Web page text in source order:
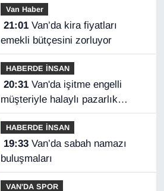
Van Haber
21:01Van’da kira fiyatları
emekli bütçesini zorluyor
HABERDE İNSAN
20:31Van'da işitme engelli
müşteriyle halaylı pazarlık
gülümsetti
HABERDE İNSAN
19:33Van’da sabah namazı
buluşmaları
VAN'DA SPOR